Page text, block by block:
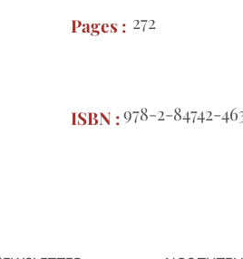
272
Pages :
978-2-84742-
ISBN :